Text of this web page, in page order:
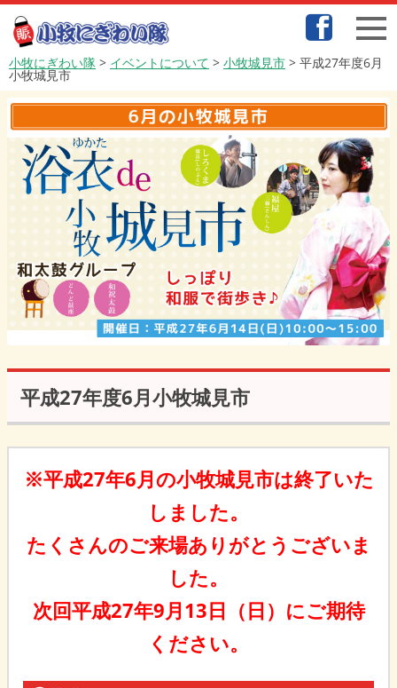
小牧にぎわい隊 > イベントについて > 小牧城見市 > 平成27年度6月
小牧城見市
平成27年度6月小牧城見市
※平成27年6月の小牧城見市は終了いた
しました。
たくさんのご来場ありがとうございま
した。
次回平成27年9月13日（日）にご期待
ください。